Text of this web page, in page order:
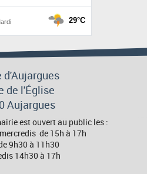
d'Aujargues
de l'Église
Aujargues
est ouvert au public les :
de 15h à 17h
9h30 à 11h30
14h30 à 17h